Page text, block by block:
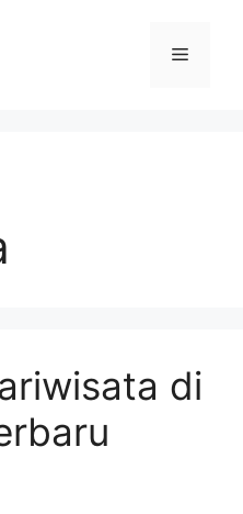
Menu
di